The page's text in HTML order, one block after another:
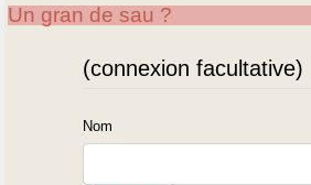
Un gran de sau ?
(connexion facultative)
Nom